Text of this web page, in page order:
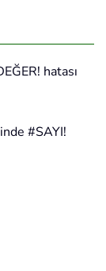
hatası
#SAYI!